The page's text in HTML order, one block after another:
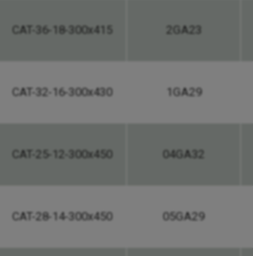
CAT-36-18-300x415 2GA23
CAT-32-16-300x430 1GA29
CAT-25-12-300x450 04GA32
CAT-28-14-300x450 05GA29